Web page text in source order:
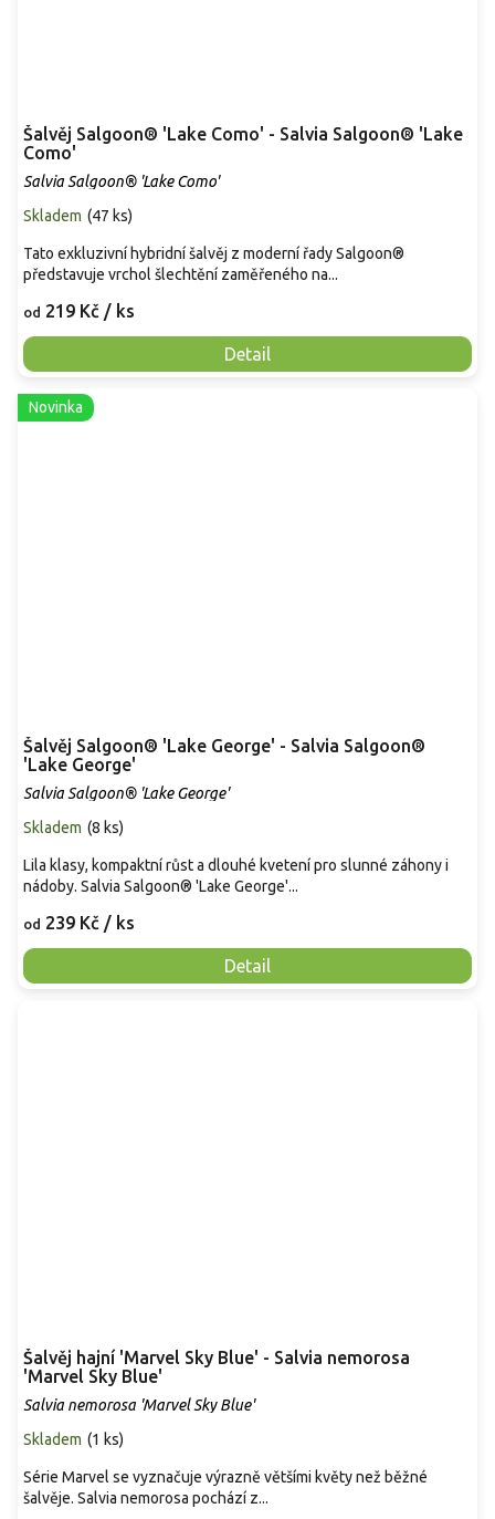
Šalvěj Salgoon® 'Lake Como' - Salvia Salgoon® 'Lake
Como'
Salvia Salgoon® 'Lake Como'
Skladem (47 ks)
od 219 Kč / ks
Detail
Tato exkluzivní hybridní šalvěj z moderní řady Salgoon®
představuje vrchol šlechtění zaměřeného na...
Novinka
Šalvěj Salgoon® 'Lake George' - Salvia Salgoon®
'Lake George'
Salvia Salgoon® 'Lake George'
Skladem (8 ks)
od 239 Kč / ks
Detail
Lila klasy, kompaktní růst a dlouhé kvetení pro slunné záhony i
nádoby. Salvia Salgoon® 'Lake George'...
Šalvěj hajní 'Marvel Sky Blue' - Salvia nemorosa
'Marvel Sky Blue'
Salvia nemorosa 'Marvel Sky Blue'
Skladem (1 ks)
Série Marvel se vyznačuje výrazně většími květy než běžné
šalvěje. Salvia nemorosa pochází z...